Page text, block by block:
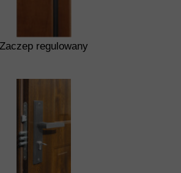
Zaczep regulowany